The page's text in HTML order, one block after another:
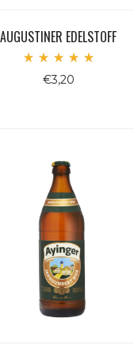
AUGUSTINER EDELSTOFF
5.00
€3,20